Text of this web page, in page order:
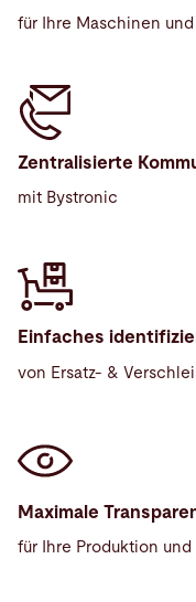
für Ihre Maschinen
Zentralisierte
mit Bystronic
Einfaches
von Ersatz- &
Maximale
für Ihre Produktion und